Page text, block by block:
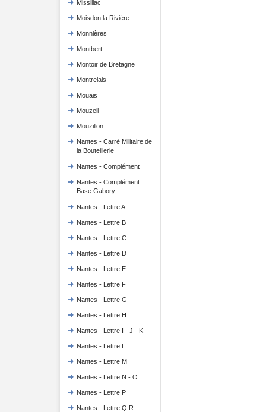
Missillac
Moisdon la Rivière
Monnières
Montbert
Montoir de Bretagne
Montrelais
Mouais
Mouzeil
Mouzillon
Nantes - Carré Militaire de
la Bouteillerie
Nantes - Complément
Nantes - Complément
Base Gabory
Nantes - Lettre A
Nantes - Lettre B
Nantes - Lettre C
Nantes - Lettre D
Nantes - Lettre E
Nantes - Lettre F
Nantes - Lettre G
Nantes - Lettre H
Nantes - Lettre I - J - K
Nantes - Lettre L
Nantes - Lettre M
Nantes - Lettre N - O
Nantes - Lettre P
Nantes - Lettre Q R